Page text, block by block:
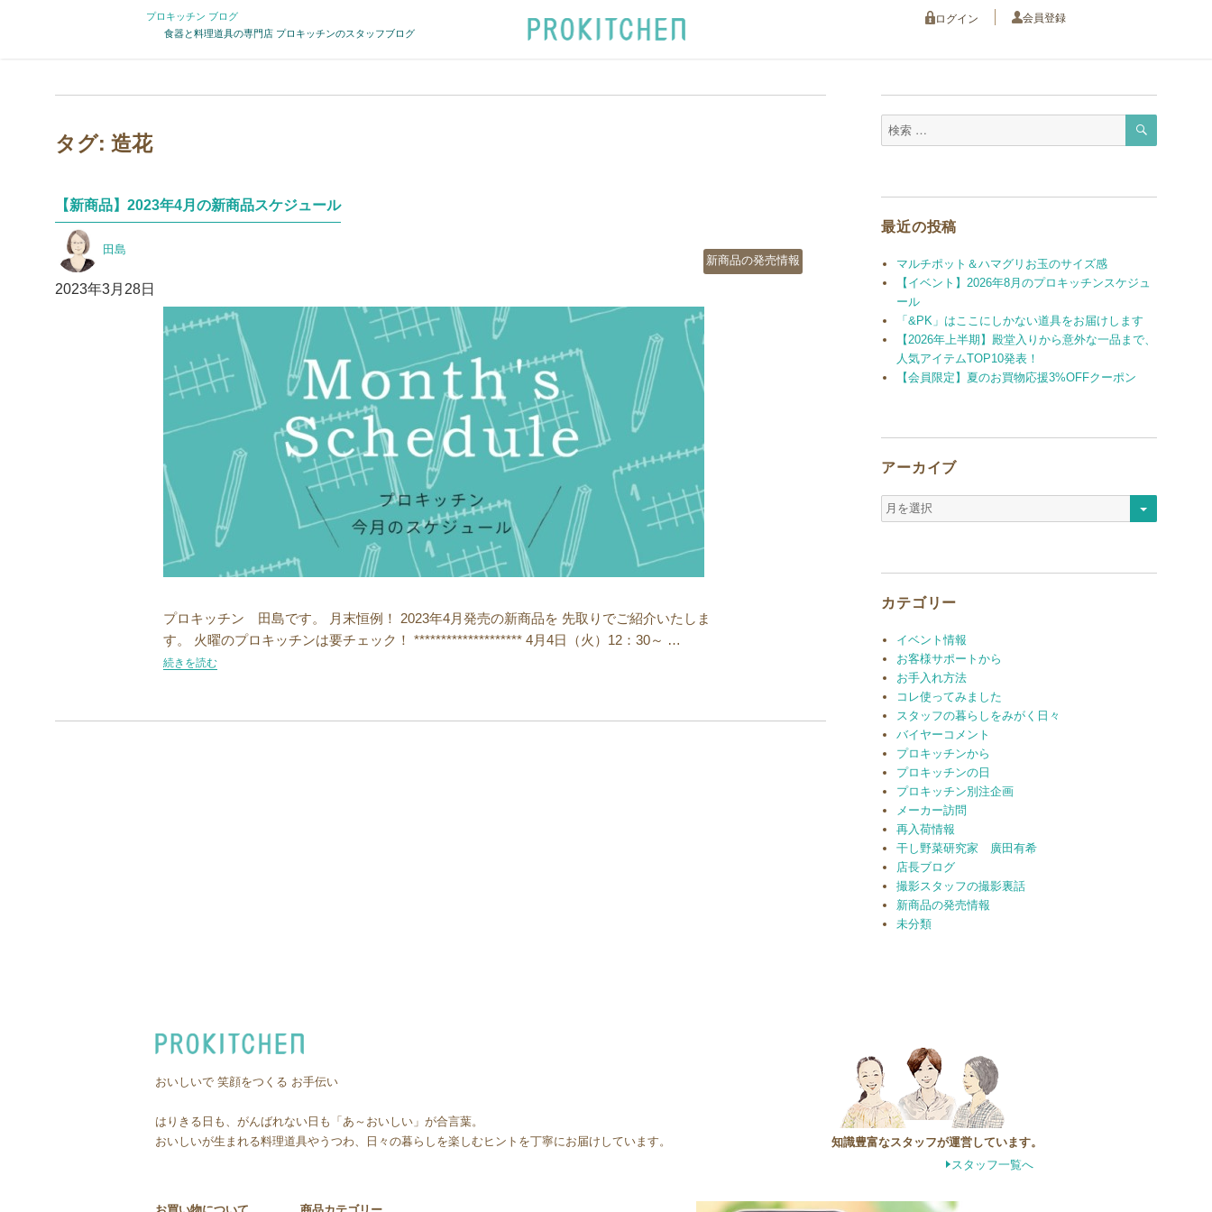
プロキッチン ブログ
食器と料理道具の専門店 プロキッチンのスタッフブログ
ログイン 会員登録
タグ:造花
【新商品】2023年4月の新商品スケジュール
稿
田島
投
2023年3月28日
カ
テ
新商品の発売情報
プロキッチン 田島です。 月末恒例！ 2023年4月発売の新商品を 先取りでご紹介いたしま
す。 火曜のプロキッチンは要チェック！ ******************** 4月4日（火）12：30～ …
“【新商品】2023年4月の新商品スケジュール”の
続きを読む
検
検
最近の投稿
マルチポット＆ハマグリお玉のサイズ感
【イベント】2026年8月のプロキッチンスケジュ
ール
「&PK」はここにしかない道具をお届けします
【2026年上半期】殿堂入りから意外な一品まで、
人気アイテムTOP10発表！
【会員限定】夏のお買物応援3%OFFクーポン
アーカイブ
ア
ー
カテゴリー
イベント情報
お客様サポートから
お手入れ方法
コレ使ってみました
スタッフの暮らしをみがく日々
バイヤーコメント
プロキッチンから
プロキッチンの日
プロキッチン別注企画
メーカー訪問
再入荷情報
干し野菜研究家 廣田有希
店長ブログ
撮影スタッフの撮影裏話
新商品の発売情報
未分類
おいしいで 笑顔をつくる お手伝い
はりきる日も、がんばれない日も「あ～おいしい」が合言葉。
おいしいが生まれる料理道具やうつわ、日々の暮らしを楽しむヒントを丁寧にお届けしています。
知識豊富なスタッフが運営しています。
スタッフ一覧へ